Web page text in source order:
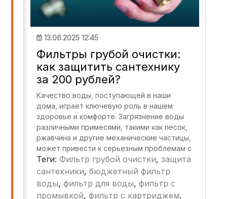
13.06.2025 12:45
Фильтры грубой очистки:
как защитить сантехнику
за 200 рублей?
Качество воды, поступающей в наши
дома, играет ключевую роль в нашем
здоровье и комфорте. Загрязнение воды
различными примесями, такими как песок,
ржавчина и другие механические частицы,
может привести к серьезным проблемам с
сантехникой. В этом контексте фильтры
грубой очистки становятся важным
элементом системы водоснабжения. Их
установка может значительно повысить
Теги:Фильтр грубой очистки, защита
сантехники,бюджетный фильтр
воды,фильтр для воды,фильтр с
промывкой,фильтр с картриджем,